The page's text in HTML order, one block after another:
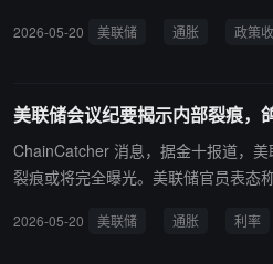
2026-05-20 美联储 通胀 政策
美联储会议纪要揭示内部裂痕，
ChainCatcher 消息，据金十报道，
裂痕或将完全曝光。美联储官员表态
认为，美联储在新主席沃什上任后，
2026-05-20 美联储 通胀 利率